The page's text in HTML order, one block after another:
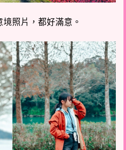
照片，都好滿意。